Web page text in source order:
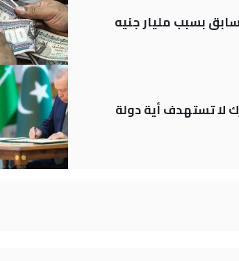
بسبب مليار جنيه
لا تستهدف أية دولة